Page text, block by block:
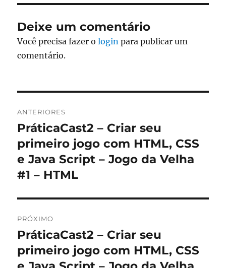
Deixe um comentário
Você precisa fazer ologin para publicar um
comentário.
de
Post
ANTERIORES
Post
anterior:
PráticaCast2 – Criar seu
primeiro jogo com HTML, CSS
e Java Script – Jogo da Velha
#1 – HTML
PRÓXIMO
Próximo
post:
PráticaCast2 – Criar seu
primeiro jogo com HTML, CSS